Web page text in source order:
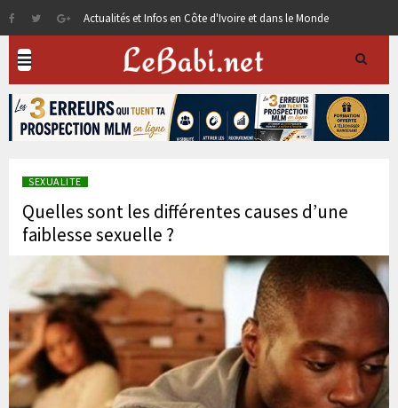
Actualités et Infos en Côte d'Ivoire et dans le Monde
SEXUALITE
Quelles sont les différentes causes d’une
faiblesse sexuelle ?